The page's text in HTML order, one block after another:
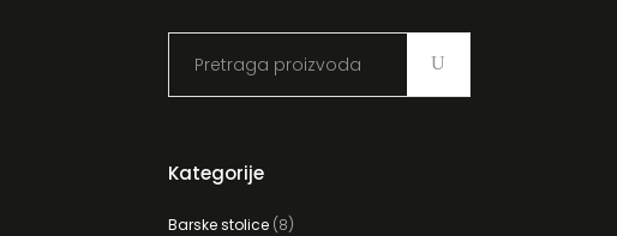
Kategorije
Barske stolice (8)